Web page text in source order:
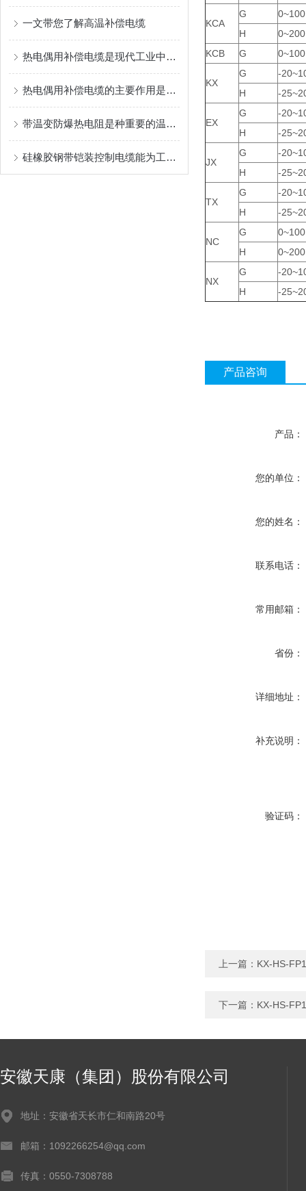
一文带您了解高温补偿电缆
热电偶用补偿电缆是现代工业中非常重要的测量设备
热电偶用补偿电缆的主要作用是什么？
带温变防爆热电阻是种重要的温度测量工具
硅橡胶钢带铠装控制电缆能为工业生产和各类工程提供可靠的保障
KCA
G
0~100
H
0~200
KCB
G 0~100
KX
G
-
H
-
EX
G
-
H
-
JX
G
-
H
-
TX
G
-
H
-
NC
G
0~100
H
0~200
NX
G
-
H
-
产品咨询
产品：
您的单位：
您的姓名：
联系电话：
常用邮箱：
省份：
详细地址：
补充说明：
验证码：
上一篇： KX-HS-
下一篇： KX-HS-
安徽天康（集团）股份有限公司
地址：安徽省天长市仁和南路20号
邮箱：1092266254@qq.com
传真：0550-7308788